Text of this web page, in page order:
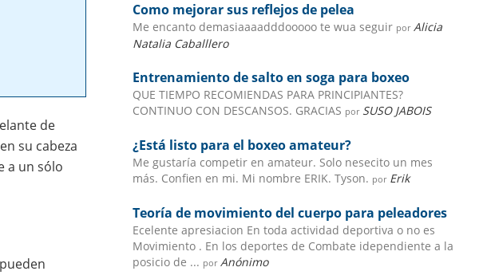
de
su cabeza
a un sólo
Como mejorar sus reflejos de pelea
Me encanto demasiaaaadddooooo te wua seguir por Alicia
Natalia Caballlero
Entrenamiento de salto en soga para boxeo
QUE TIEMPO RECOMIENDAS PARA PRINCIPIANTES?
CONTINUO CON DESCANSOS. GRACIAS por SUSO JABOIS
¿Está listo para el boxeo amateur?
Me gustaría competir en amateur. Solo nesecito un mes
más. Confien en mi. Mi nombre ERIK. Tyson. por Erik
Teoría de movimiento del cuerpo para peleadores
Ecelente apresiacion En toda actividad deportiva o no es
Movimiento . En los deportes de Combate idependiente a la
posicio de ... por Anónimo